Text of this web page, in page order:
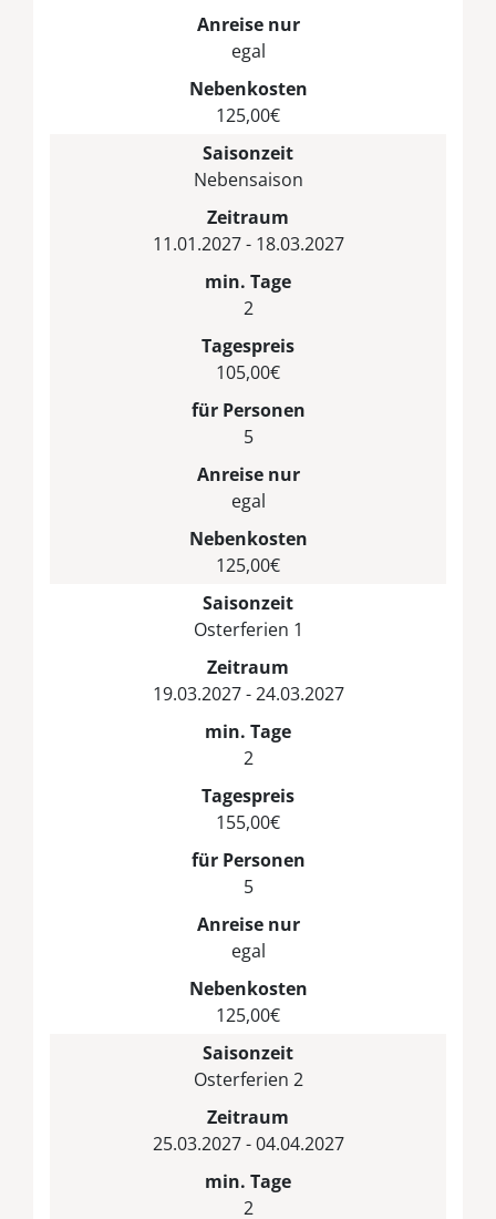
Anreise nur
egal
Nebenkosten
125,00€
Saisonzeit
Nebensaison
Zeitraum
11.01.2027 - 18.03.2027
min. Tage
2
Tagespreis
105,00€
für Personen
5
Anreise nur
egal
Nebenkosten
125,00€
Saisonzeit
Osterferien 1
Zeitraum
19.03.2027 - 24.03.2027
min. Tage
2
Tagespreis
155,00€
für Personen
5
Anreise nur
egal
Nebenkosten
125,00€
Saisonzeit
Osterferien 2
Zeitraum
25.03.2027 - 04.04.2027
min. Tage
2